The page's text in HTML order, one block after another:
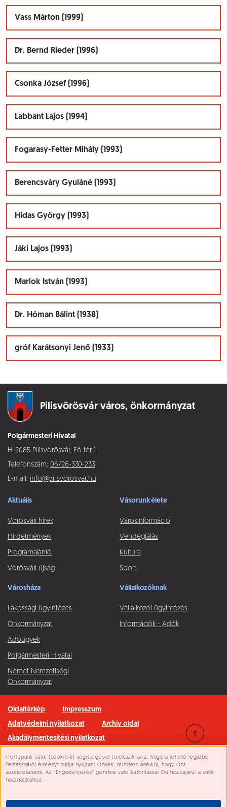
Süti beállítások
Honlapunk sütik (cookie-k) segítségével törekszik arra, hogy a lehető legjobb
felhasználói élményt tudja nyújtani Önnek, mindezt anélkül, hogy Önt
azonosítanánk. Az “Engedélyezés” gombra való kattintással Ön hozzájárul a sütik
használatához.
Vass Márton (1999)
Dr. Bernd Rieder (1996)
Csonka József (1996)
Labbant Lajos (1994)
Fogarasy-Fetter Mihály (1993)
Berencsváry Gyuláné (1993)
Hidas György (1993)
Jáki Lajos (1993)
Marlok István (1993)
Dr. Hóman Bálint (1938)
gróf Karátsonyi Jenő (1933)
Pilisvörösvár város, önkormányzat
Polgármesteri Hivatal
H-2085 Pilisvörösvár, Fő tér 1.
Telefonszám: 06/26-330-233
E-mail: info@pilisvorosvar.hu
Aktuális
Vörösvári hírek
Hírdetmények
Programajánló
Vörösvári újság
Vásorunk élete
Városinformáció
Vendéglátás
Kultúra
Sport
Városháza
Lakossági ügyintézés
Önkormányzat
Adóügyek
Polgármesteri Hivatal
Német Nemzetiségi
Önkormányzat
Vállalkozóknak
Vállalkozói ügyintézés
Információk - Adók
Oldaltérkép
Impresszum
Adatvédelmi nyilatkozat
Archív oldal
Akadálymentesítési nyilatkozat
Minden jog fenntartva © 2026 Pilisvörösvár Város